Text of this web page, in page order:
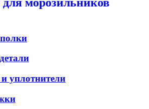
уплотнители